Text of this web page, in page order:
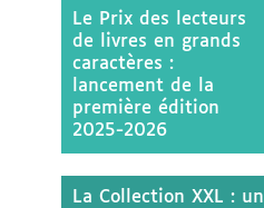
Le Prix des lecteurs
de livres en grands
caractères :
lancement de la
première édition
2025-2026
La Collection XXL : un